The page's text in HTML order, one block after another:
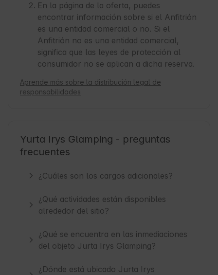
En la página de la oferta, puedes
encontrar información sobre si el Anfitrión
es una entidad comercial o no. Si el
Anfitrión no es una entidad comercial,
significa que las leyes de protección al
consumidor no se aplican a dicha reserva.
Aprende más sobre la distribución legal de
responsabilidades
Yurta Irys Glamping - preguntas
frecuentes
¿Cuáles son los cargos adicionales?
¿Qué actividades están disponibles
alrededor del sitio?
¿Qué se encuentra en las inmediaciones
del objeto Jurta Irys Glamping?
¿Dónde está ubicado Jurta Irys